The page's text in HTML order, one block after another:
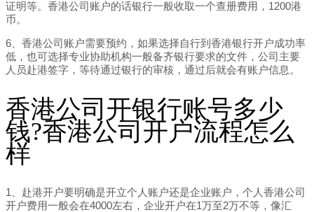
证明等。香港公司账户的话银行一般收取一个查册费用，1200港
币。
6、香港公司账户需要预约，如果选择自行到香港银行开户成功率
低，也可选择专业协助机构一般备齐银行要求的文件，公司主要
人员赴港签字，等待通过银行的审核，通过后就会有账户信息。
香港公司开银行账号多少
钱?香港公司开户流程怎么
样
1、赴港开户要明确是开立个人账户还是企业账户，个人香港公司
开户费用一般会在4000左右，企业开户在1万至2万不等，像汇